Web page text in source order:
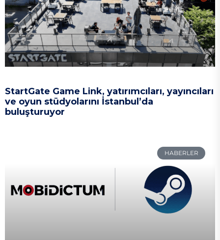
StartGate Game Link, yatırımcıları, yayıncıları
ve oyun stüdyolarını İstanbul’da
buluşturuyor
HABERLER